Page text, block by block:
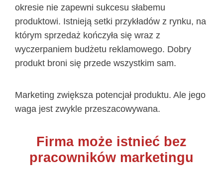
okresie nie zapewni sukcesu słabemu
produktowi. Istnieją setki przykładów z rynku, na
którym sprzedaż kończyła się wraz z
wyczerpaniem budżetu reklamowego. Dobry
produkt broni się przede wszystkim sam.
Marketing zwiększa potencjał produktu. Ale jego
waga jest zwykle przeszacowywana.
Firma może istnieć bez
pracowników marketingu